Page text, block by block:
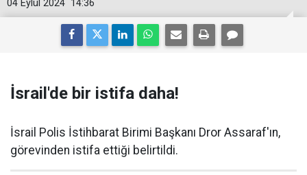
14:36
04 Eylül 2024
İsrail'de bir istifa daha!
İsrail Polis İstihbarat Birimi Başkanı Dror Assaraf'ın,
görevinden istifa ettiği belirtildi.